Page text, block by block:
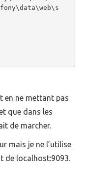
en ne mettant pas
que dans les
de marcher.
mais je ne l’utilise
de localhost:9093.